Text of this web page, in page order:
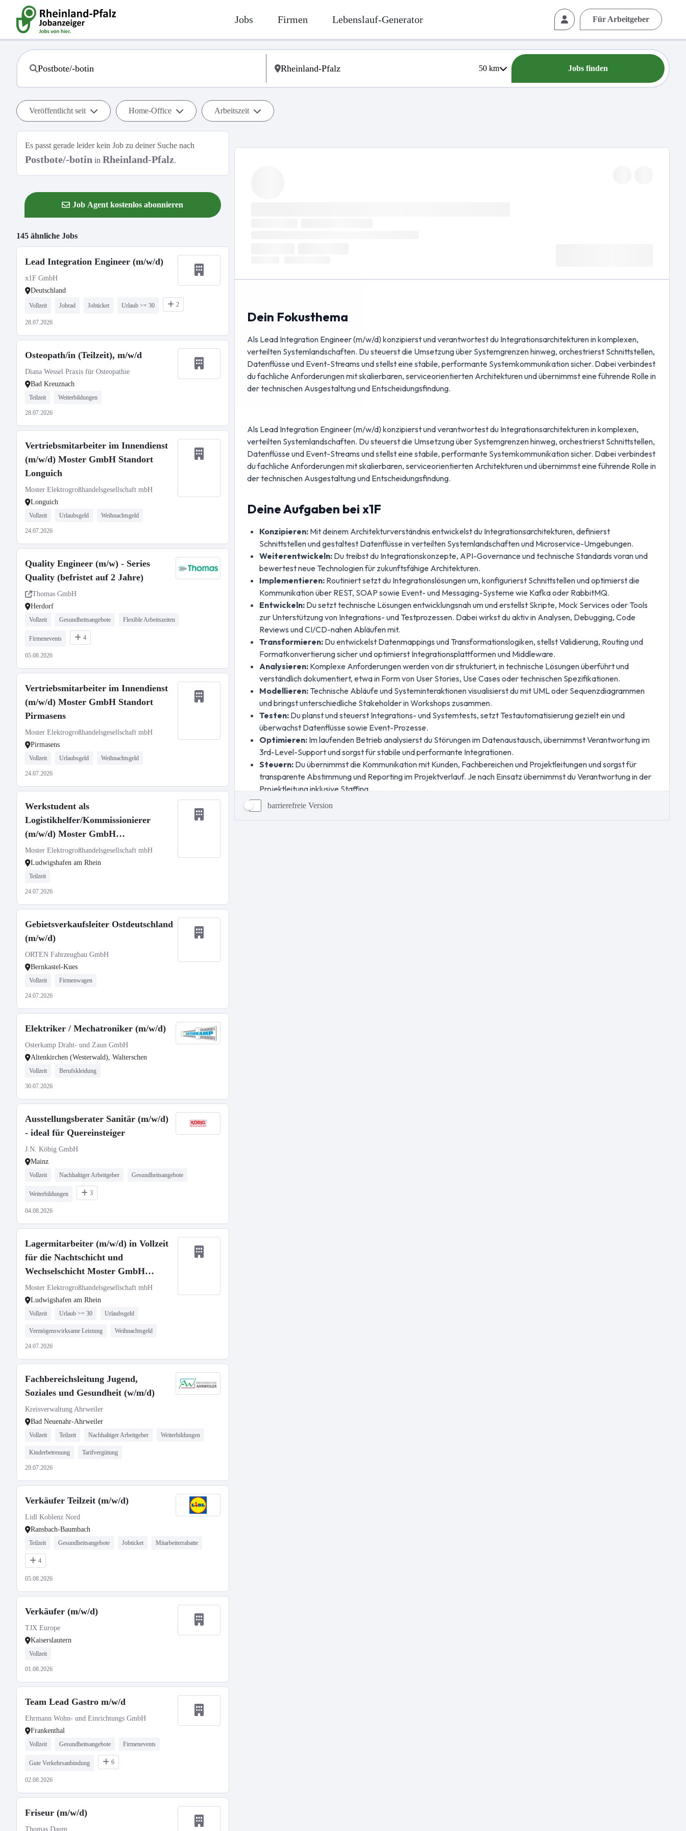
Jobs Firmen Lebenslauf-Generator Für Arbeitgeber
50km Jobs finden
Veröffentlicht seit Home-Office Arbeitszeit
Es passt gerade leider kein Job zu deiner Suche nach
Postbote/-botin in Rheinland-Pfalz.
Job Agent kostenlos abonnieren
145 ähnliche Jobs
Lead Integration Engineer (m/w/d)
x1F GmbH
Deutschland
Vollzeit Jobrad Jobticket Urlaub >= 30 2
28.07.2026
Osteopath/in (Teilzeit), m/w/d
Diana Wessel Praxis für Osteopathie
Bad Kreuznach
Teilzeit Weiterbildungen
28.07.2026
Vertriebsmitarbeiter im Innendienst
(m/w/d) Moster GmbH Standort
Longuich
Moster Elektrogroßhandelsgesellschaft mbH
Longuich
Vollzeit Urlaubsgeld Weihnachtsgeld
24.07.2026
Quality Engineer (m/w) - Series
Quality (befristet auf 2 Jahre)
Thomas GmbH
Herdorf
Vollzeit Gesundheitsangebote Flexible Arbeitszeiten
Firmenevents 4
05.08.2026
Vertriebsmitarbeiter im Innendienst
(m/w/d) Moster GmbH Standort
Pirmasens
Moster Elektrogroßhandelsgesellschaft mbH
Pirmasens
Vollzeit Urlaubsgeld Weihnachtsgeld
24.07.2026
Werkstudent als
Logistikhelfer/Kommissionierer
(m/w/d) Moster GmbH
Ludwigshafen
Moster Elektrogroßhandelsgesellschaft mbH
Ludwigshafen am Rhein
Teilzeit
24.07.2026
Gebietsverkaufsleiter Ostdeutschland
(m/w/d)
ORTEN Fahrzeugbau GmbH
Bernkastel-Kues
Vollzeit Firmenwagen
24.07.2026
Elektriker / Mechatroniker (m/w/d)
Osterkamp Draht- und Zaun GmbH
Altenkirchen (Westerwald), Walterschen
Vollzeit Berufskleidung
30.07.2026
Ausstellungsberater Sanitär (m/w/d)
- ideal für Quereinsteiger
J.N. Köbig GmbH
Mainz
Vollzeit Nachhaltiger Arbeitgeber Gesundheitsangebote
Weiterbildungen 3
04.08.2026
Lagermitarbeiter (m/w/d) in Vollzeit
für die Nachtschicht und
Wechselschicht Moster GmbH
Standort Ludwigshafen
Moster Elektrogroßhandelsgesellschaft mbH
Ludwigshafen am Rhein
Vollzeit Urlaub >= 30 Urlaubsgeld
Vermögenswirksame Leistung Weihnachtsgeld
24.07.2026
Fachbereichsleitung Jugend,
Soziales und Gesundheit (w/m/d)
Kreisverwaltung Ahrweiler
Bad Neuenahr-Ahrweiler
Vollzeit Teilzeit Nachhaltiger Arbeitgeber Weiterbildungen
Kinderbetreuung Tarifvergütung
29.07.2026
Verkäufer Teilzeit (m/w/d)
Lidl Koblenz Nord
Ransbach-Baumbach
Teilzeit Gesundheitsangebote Jobticket Mitarbeiterrabatte
4
05.08.2026
Verkäufer (m/w/d)
TJX Europe
Kaiserslautern
Vollzeit
01.08.2026
Team Lead Gastro m/w/d
Ehrmann Wohn- und Einrichtungs GmbH
Frankenthal
Vollzeit Gesundheitsangebote Firmenevents
Gute Verkehrsanbindung 6
02.08.2026
Friseur (m/w/d)
Thomas Daum
barrierefreie Version